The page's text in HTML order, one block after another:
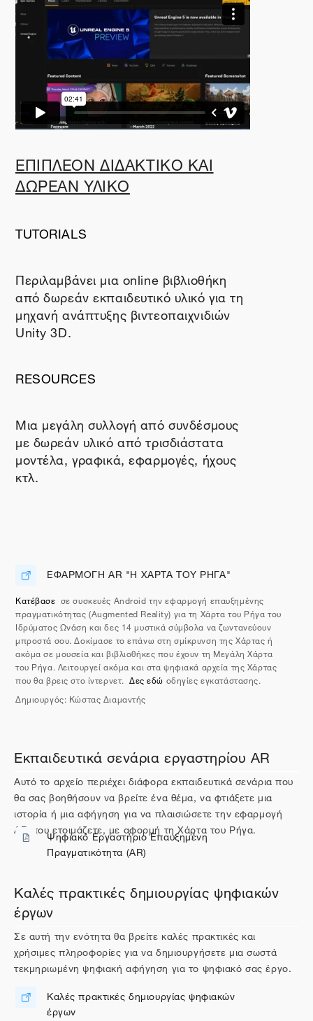
ΕΠΙΠΛΕΟΝ ΔΙΔΑΚΤΙΚΟ ΚΑΙ
ΔΩΡΕΑΝ ΥΛΙΚΟ
TUTORIALS
Περιλαμβάνει μιαonline βιβλιοθήκη
από δωρεάν εκπαιδευτικό υλικό για τη
μηχανή ανάπτυξης βιντεοπαιχνιδιών
Unity3D.
RESOURCES
Μια μεγάλη συλλογή από συνδέσμους
με δωρεάν υλικό από τρισδιάστατα
μοντέλα, γραφικά, εφαρμογές, ήχους
κτλ.
ΕΦΑΡΜΟΓΗ AR "Η ΧΑΡΤΑ ΤΟΥ ΡΗΓΑ"
Διεύθυνση URL
Κατέβασε σε συσκευές Android την εφαρμογή επαυξημένης
πραγματικότητας (Augmented Reality) για τη Χάρτα του Ρήγα του
Ιδρύματος Ωνάση και δες 14 μυστικά σύμβολα να ζωντανεύουν
μπροστά σου. Δοκίμασε το επάνω στη σμίκρυνση της Χάρτας ή
ακόμα σε μουσεία και βιβλιοθήκες που έχουν τη Μεγάλη Χάρτα
του Ρήγα. Λειτουργεί ακόμα και στα ψηφιακά αρχεία της Χάρτας
που θα βρεις στο ίντερνετ. Δες εδώ οδηγίες εγκατάστασης.
Δημιουργός: Κώστας Διαμαντής
Εκπαιδευτικά σενάρια εργαστηρίου AR
Αυτό το αρχείο περιέχει διάφορα εκπαιδευτικά σενάρια που
θα σας βοηθήσουν να βρείτε ένα θέμα, να φτιάξετε μια
ιστορία ή μια αφήγηση για να πλαισιώσετε την εφαρμογή
AR που ετοιμάζετε, με αφορμή τη Χάρτα του Ρήγα.
Ψηφιακό Εργαστήριο Eπαυξημένη
Πραγματικότητα (AR)
Αρχείο
Καλές πρακτικές δημιουργίας ψηφιακών
έργων
Σε αυτή την ενότητα θα βρείτε καλές πρακτικές και
χρήσιμες πληροφορίες για να δημιουργήσετε μια σωστά
τεκμηριωμένη ψηφιακή αφήγηση για το ψηφιακό σας έργο.
Καλές πρακτικές δημιουργίας ψηφιακών
έργων
Διεύθυνση URL